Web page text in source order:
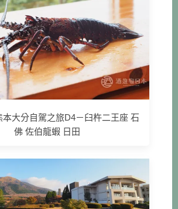
本大分自駕之旅D4－臼杵二王座 石
佛 佐伯龍蝦 日田